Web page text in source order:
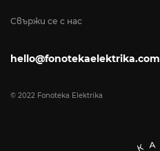
Свържи се с нас
hello@fonotekaelektrika.com
© 2022 Fonoteka Elektrika